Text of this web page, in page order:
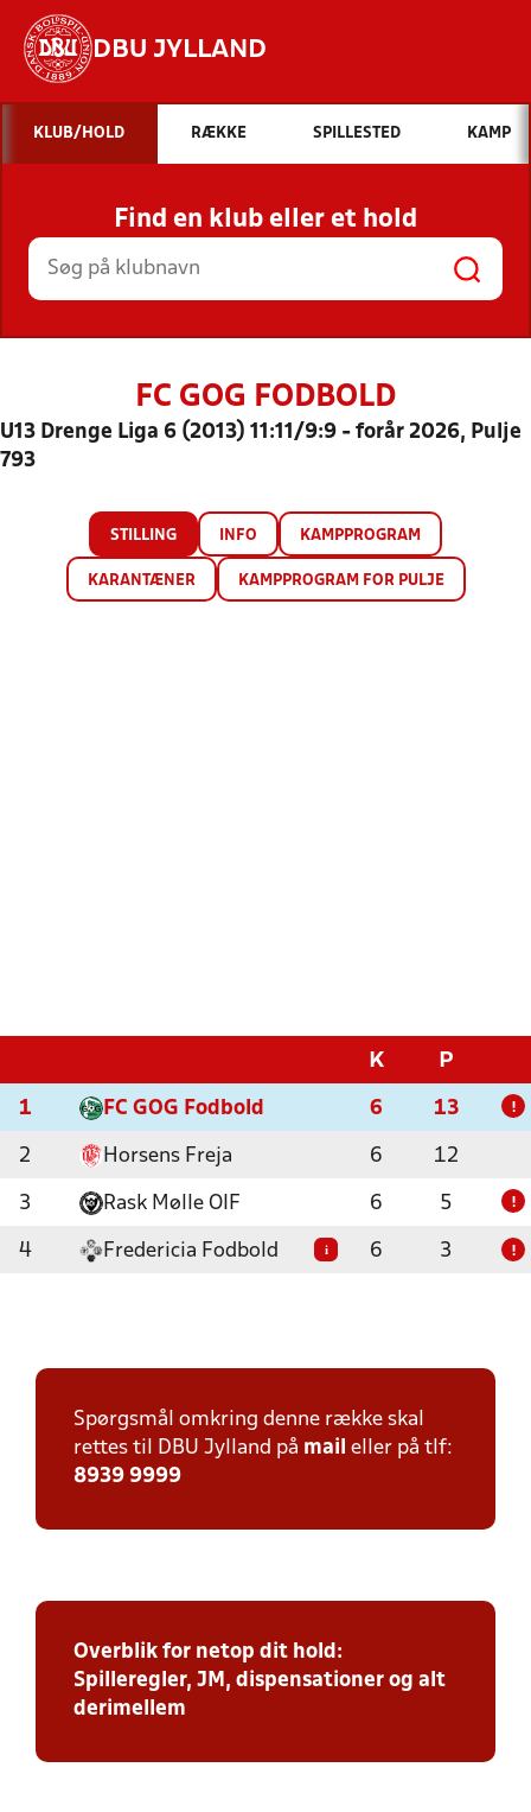
DBU JYLLAND
Hvad vil du søge efter?
INDHOLD OG NYHEDER
STILLINGER, RESULTATER, KLUBBER OG
HOLD
KLUB/HOLD RÆKKE SPILLESTED KAMP
Find en klub eller et hold
FC GOG FODBOLD
U13 Drenge Liga 6 (2013) 11:11/9:9 - forår 2026, Pulje
793
STILLING INFO KAMPPROGRAM
KARANTÆNER KAMPPROGRAM FOR PULJE
K P
1 FC GOG Fodbold 6 13 !
2 Horsens Freja 6 12
3 Rask Mølle OIF 6 5 !
4 Fredericia Fodbold i 6 3 !
Spørgsmål omkring denne række skal
rettes til DBU Jylland på mail eller på tlf:
8939 9999
Overblik for netop dit hold:
Spilleregler, JM, dispensationer og alt
derimellem